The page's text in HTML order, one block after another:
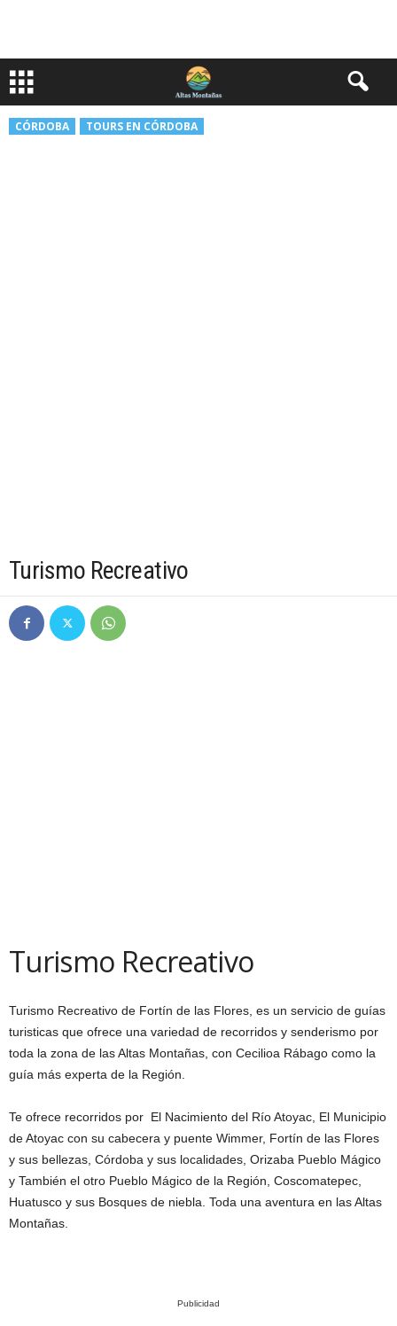
CÓRDOBA TOURS EN CÓRDOBA
Turismo Recreativo
Turismo Recreativo
Turismo Recreativo de Fortín de las Flores, es un servicio de guías
turisticas que ofrece una variedad de recorridos y senderismo por
toda la zona de las Altas Montañas, con Cecilioa Rábago como la
guía más experta de la Región.
Te ofrece recorridos por El Nacimiento del Río Atoyac, El Municipio
de Atoyac con su cabecera y puente Wimmer, Fortín de las Flores
y sus bellezas, Córdoba y sus localidades, Orizaba Pueblo Mágico
y También el otro Pueblo Mágico de la Región, Coscomatepec,
Huatusco y sus Bosques de niebla. Toda una aventura en las Altas
Montañas.
Publicidad